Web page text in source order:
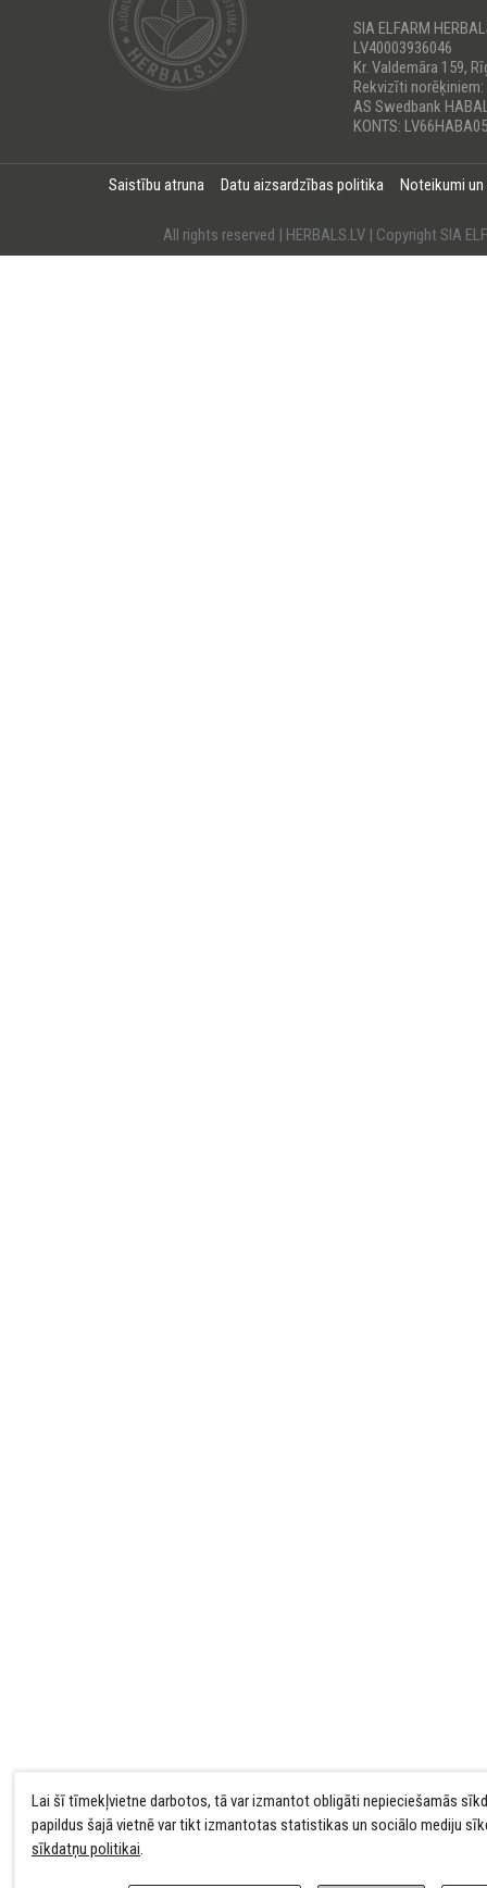
SIA ELFARM
LV40003936046
Kr. Valdemāra 159,
Rekvizīti norēķiniem:
AS Swedbank
KONTS:
Saistību atruna Datu aizsardzības politika Noteikumi
All rights reserved | HERBALS.LV | Copyright SIA
Lai šī tīmekļvietne darbotos, tā var izmantot obligāti nepieciešamās
papildus šajā vietnē var tikt izmantotas statistikas un sociālo mediju
sīkdatņu politikai